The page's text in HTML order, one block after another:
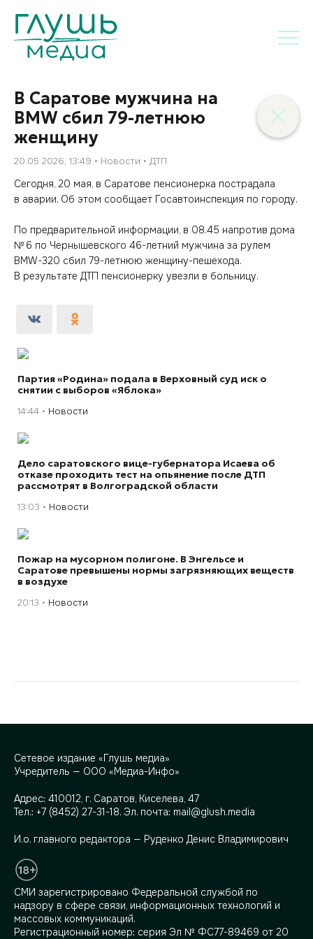
В Саратове мужчина на
BMW сбил 79-летнюю
женщину
20.05.2026, 13:49 Новости ДТП
Сегодня, 20 мая, в Саратове пенсионерка пострадала
в аварии. Об этом сообщает Госавтоинспекция по городу.
По предварительной информации, в 08.45 напротив дома
№ 6 по Чернышевского 46-летний мужчина за рулем
BMW-320 сбил 79-летнюю женщину-пешехода.
В результате ДТП пенсионерку увезли в больницу.
Партия «Родина» подала в Верховный суд иск о
снятии с выборов «Яблока»
14:44 Новости
Дело саратовского вице-губернатора Исаева об
отказе проходить тест на опьянение после ДТП
рассмотрят в Волгоградской области
13:03 Новости
Пожар на мусорном полигоне. В Энгельсе и
Саратове превышены нормы загрязняющих веществ
в воздухе
20:13 Новости
Сетевое издание «Глушь медиа»
Учредитель — ООО «Медиа-Инфо»
Адрес: 410012, г. Саратов, Киселева, 47
Тел.: +7 (8452) 27-31-18. Эл. почта: mail@glush.media
И.о. главного редактора — Руденко Денис Владимирович
СМИ зарегистрировано Федеральной службой по
надзору в сфере связи, информационных технологий и
массовых коммуникаций.
Регистрационный номер: серия Эл № ФС77-89469 от 20